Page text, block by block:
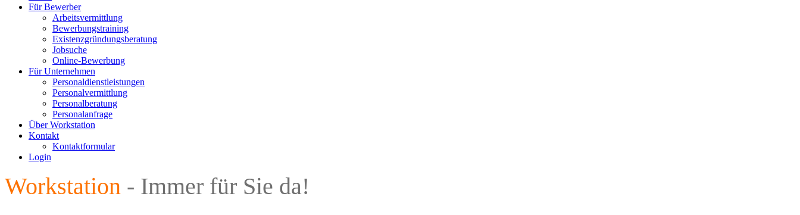
Für Bewerber
Arbeitsvermittlung
Bewerbungstraining
Existenzgründungsberatung
Jobsuche
Online-Bewerbung
Für Unternehmen
Personaldienstleistungen
Personalvermittlung
Personalberatung
Personalanfrage
Über Workstation
Kontakt
Kontaktformular
Login
Workstation - Immer für Sie da!